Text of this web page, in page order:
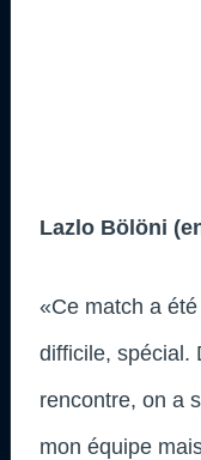
Lazlo Bölöni
«Ce match a
difficile, spécial.
rencontre, on a
mon équipe